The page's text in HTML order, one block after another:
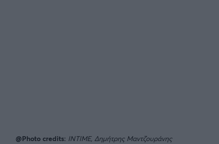
@Photo credits: INTIME, Δημήτρης Μαντζουράνης